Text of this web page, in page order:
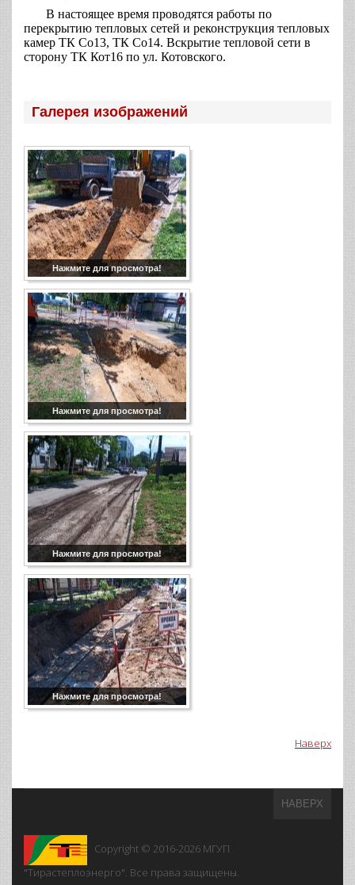
В настоящее время проводятся работы по
перекрытию тепловых сетей и реконструкция тепловых
камер ТК Со13, ТК Со14. Вскрытие тепловой сети в
сторону ТК Кот16 по ул. Котовского.
Галерея изображений
Нажмите для просмотра!
Нажмите для просмотра!
Нажмите для просмотра!
Нажмите для просмотра!
Наверх
НАВЕРХ
Copyright © 2016-2026 МГУП
"Тирастеплоэнерго". Все права защищены.